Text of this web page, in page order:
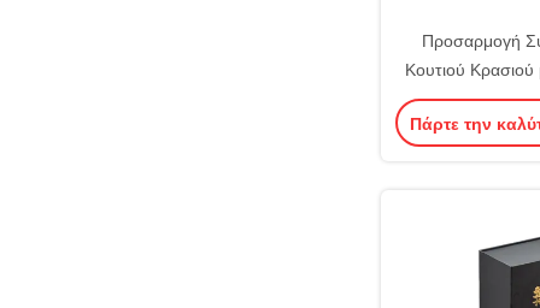
Προσαρμογή
Κουτιού Κρασιού
Βάση και
Μπουκάλια με
Πάρτε την